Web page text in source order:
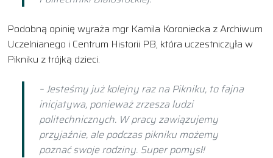
Podobną opinię wyraża mgr Kamila Koroniecka z Archiwum
Uczelnianego i Centrum Historii PB, która uczestniczyła w
Pikniku z trójką dzieci.
– Jesteśmy już kolejny raz na Pikniku, to fajna
inicjatywa, ponieważ zrzesza ludzi
politechnicznych. W pracy zawiązujemy
przyjaźnie, ale podczas pikniku możemy
poznać swoje rodziny. Super pomysł!